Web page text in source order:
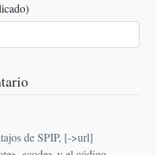
de SPIP, [->url]